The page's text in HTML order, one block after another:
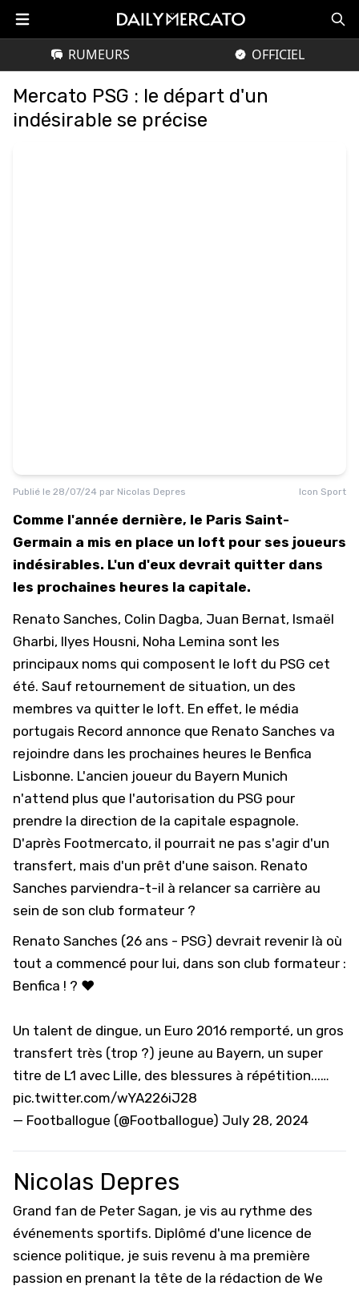
RUMEURS OFFICIEL
Mercato PSG : le départ d'un
indésirable se précise
Publié le 28/07/24 par Nicolas Depres Icon Sport
Comme l'année dernière, le Paris Saint-
Germain a mis en place un loft pour ses joueurs
indésirables. L'un d'eux devrait quitter dans
les prochaines heures la capitale.
Renato Sanches, Colin Dagba, Juan Bernat, Ismaël
Gharbi, Ilyes Housni, Noha Lemina sont les
principaux noms qui composent le loft du PSG cet
été. Sauf retournement de situation, un des
membres va quitter le loft. En effet, le média
portugais Record annonce que Renato Sanches va
rejoindre dans les prochaines heures le Benfica
Lisbonne. L'ancien joueur du Bayern Munich
n'attend plus que l'autorisation du PSG pour
prendre la direction de la capitale espagnole.
D'après Footmercato, il pourrait ne pas s'agir d'un
transfert, mais d'un prêt d'une saison. Renato
Sanches parviendra-t-il à relancer sa carrière au
sein de son club formateur ?
Renato Sanches (26 ans - PSG) devrait revenir là où
tout a commencé pour lui, dans son club formateur :
Benfica ! ? ❤
Un talent de dingue, un Euro 2016 remporté, un gros
transfert très (trop ?) jeune au Bayern, un super
titre de L1 avec Lille, des blessures à répétition...…
pic.twitter.com/wYA226iJ28
— Footballogue (@Footballogue) July 28, 2024
Nicolas Depres
Grand fan de Peter Sagan, je vis au rythme des
événements sportifs. Diplômé d'une licence de
science politique, je suis revenu à ma première
passion en prenant la tête de la rédaction de We